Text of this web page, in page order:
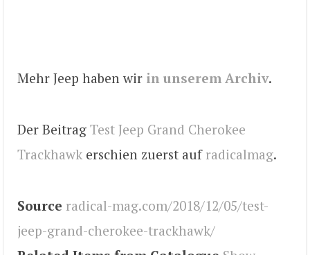
Mehr Jeep haben wir in unserem Archiv.
Der Beitrag Test Jeep Grand Cherokee
Trackhawk erschien zuerst auf radicalmag.
Source radical-mag.com/2018/12/05/test-
jeep-grand-cherokee-trackhawk/